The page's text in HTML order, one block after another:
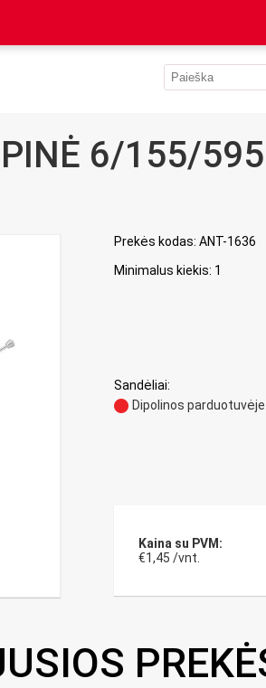
6/155/
Prekės kodas: ANT-1636
Minimalus kiekis: 1
Sandėliai:
Dipolinos parduotuvėje
Kaina su PVM:
€1,45 /vnt.